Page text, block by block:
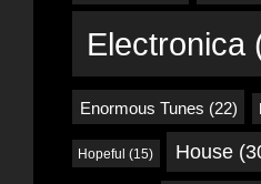
Electronica
Enormous Tunes (22)
Hopeful (15) House